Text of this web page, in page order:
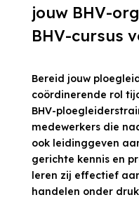
jouw BHV-
BHV-cursus
Bereid jouw
coördinerende rol
BHV-
medewerkers die
ook leidinggeven
gerichte kennis en
leren zij effectief
handelen onder